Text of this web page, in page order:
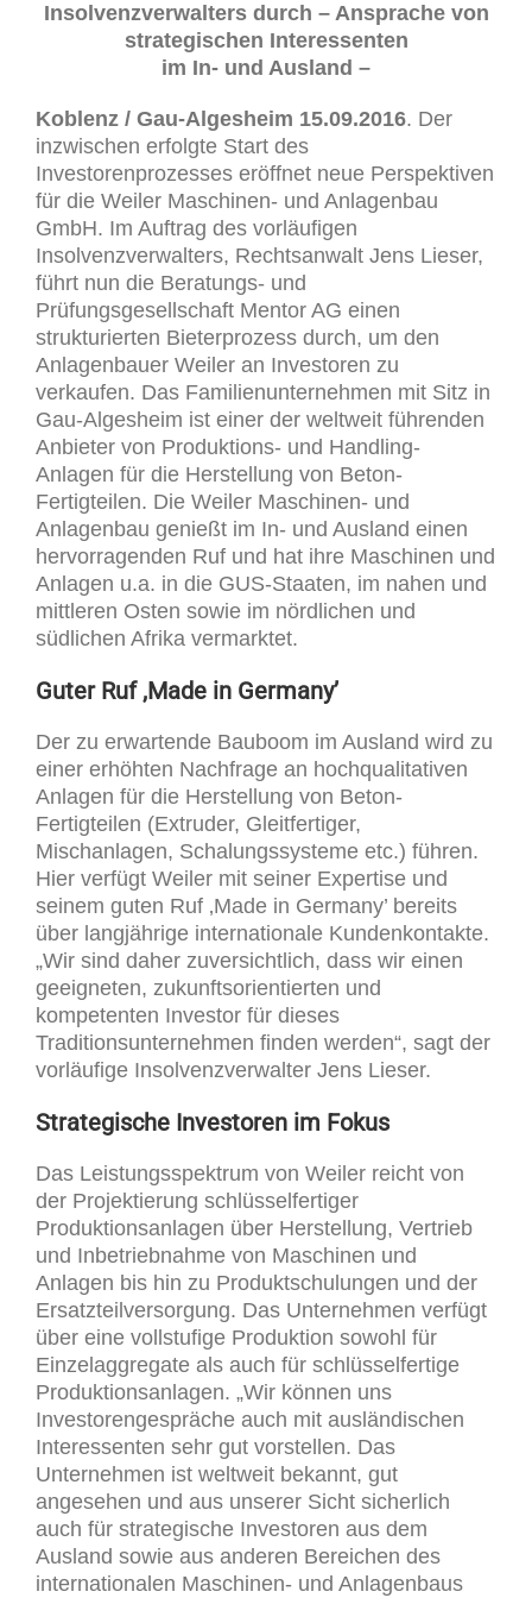
Insolvenzverwalters durch – Ansprache von
strategischen Interessenten
im In- und Ausland –
Koblenz / Gau-Algesheim 15.09.2016. Der
inzwischen erfolgte Start des
Investorenprozesses eröffnet neue Perspektiven
für die Weiler Maschinen- und Anlagenbau
GmbH. Im Auftrag des vorläufigen
Insolvenzverwalters, Rechtsanwalt Jens Lieser,
führt nun die Beratungs- und
Prüfungsgesellschaft Mentor AG einen
strukturierten Bieterprozess durch, um den
Anlagenbauer Weiler an Investoren zu
verkaufen. Das Familienunternehmen mit Sitz in
Gau-Algesheim ist einer der weltweit führenden
Anbieter von Produktions- und Handling-
Anlagen für die Herstellung von Beton-
Fertigteilen. Die Weiler Maschinen- und
Anlagenbau genießt im In- und Ausland einen
hervorragenden Ruf und hat ihre Maschinen und
Anlagen u.a. in die GUS-Staaten, im nahen und
mittleren Osten sowie im nördlichen und
südlichen Afrika vermarktet.
Guter Ruf ‚Made in Germany’
Der zu erwartende Bauboom im Ausland wird zu
einer erhöhten Nachfrage an hochqualitativen
Anlagen für die Herstellung von Beton-
Fertigteilen (Extruder, Gleitfertiger,
Mischanlagen, Schalungssysteme etc.) führen.
Hier verfügt Weiler mit seiner Expertise und
seinem guten Ruf ‚Made in Germany’ bereits
über langjährige internationale Kundenkontakte.
„Wir sind daher zuversichtlich, dass wir einen
geeigneten, zukunftsorientierten und
kompetenten Investor für dieses
Traditionsunternehmen finden werden“, sagt der
vorläufige Insolvenzverwalter Jens Lieser.
Strategische Investoren im Fokus
Das Leistungsspektrum von Weiler reicht von
der Projektierung schlüsselfertiger
Produktionsanlagen über Herstellung, Vertrieb
und Inbetriebnahme von Maschinen und
Anlagen bis hin zu Produktschulungen und der
Ersatzteilversorgung. Das Unternehmen verfügt
über eine vollstufige Produktion sowohl für
Einzelaggregate als auch für schlüsselfertige
Produktionsanlagen. „Wir können uns
Investorengespräche auch mit ausländischen
Interessenten sehr gut vorstellen. Das
Unternehmen ist weltweit bekannt, gut
angesehen und aus unserer Sicht sicherlich
auch für strategische Investoren aus dem
Ausland sowie aus anderen Bereichen des
internationalen Maschinen- und Anlagenbaus